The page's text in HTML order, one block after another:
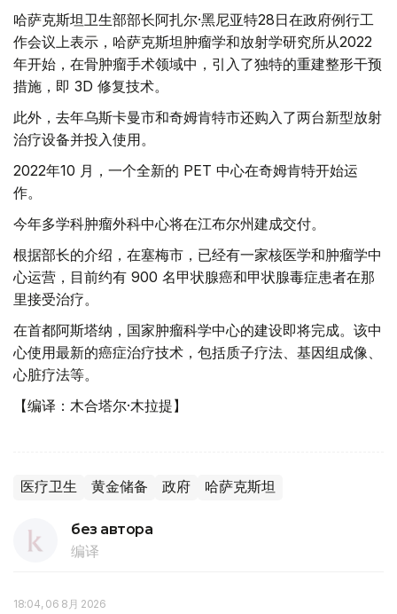
哈萨克斯坦卫生部部长阿扎尔·黑尼亚特28日在政府例行工
作会议上表示，哈萨克斯坦肿瘤学和放射学研究所从2022
年开始，在骨肿瘤手术领域中，引入了独特的重建整形干预
措施，即 3D 修复技术。
此外，去年乌斯卡曼市和奇姆肯特市还购入了两台新型放射
治疗设备并投入使用。
2022年10 月，一个全新的 PET 中心在奇姆肯特开始运
作。
今年多学科肿瘤外科中心将在江布尔州建成交付。
根据部长的介绍，在塞梅市，已经有一家核医学和肿瘤学中
心运营，目前约有 900 名甲状腺癌和甲状腺毒症患者在那
里接受治疗。
在首都阿斯塔纳，国家肿瘤科学中心的建设即将完成。该中
心使用最新的癌症治疗技术，包括质子疗法、基因组成像、
心脏疗法等。
【编译：木合塔尔·木拉提】
医疗卫生 黄金储备 政府 哈萨克斯坦
без автора
编译
18:04, 06 8月 2026